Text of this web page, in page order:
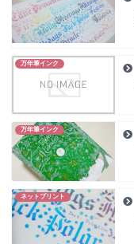
万年筆インク
万年筆インク
ネットプリント